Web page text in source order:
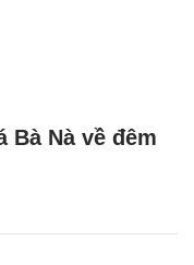
Bà Nà về đêm